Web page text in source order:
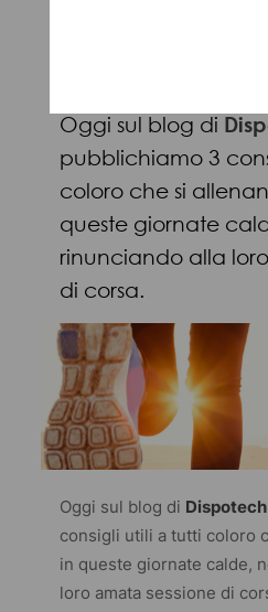
Dispotech Media
Oggi sul blog di
pubblichiamo 3
coloro che si
queste giornate
rinunciando alla
di corsa.
Oggi sul blog di Dispotech
consigli utili a tutti coloro
in queste giornate calde,
loro amata sessione di